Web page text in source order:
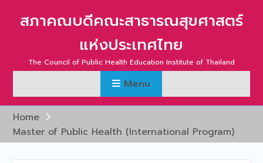
ที่ 1/2567
สามัญประจำปี สภาคณบดี
คณะสาธารณสุขศาสตร์แห่ง
ประเทศไทย ครั้งที่ 1/2566
การประชุมสามัญประจำปี
สภาคณบดีคณะสาธารณสุข
ศาสตร์แห่งประเทศไทย ครั้ง
การประชุมสามัญ สภา
สภาคณบดีคณะสาธารณสุขศาสตร์
แห่งประเทศไทย
The Council of Public Health Education Institute of Thailand
Menu
Home
Master of Public Health (International Program)